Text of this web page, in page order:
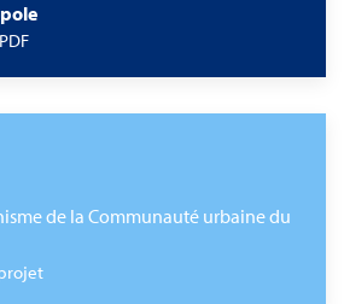
de la Communauté urbaine du